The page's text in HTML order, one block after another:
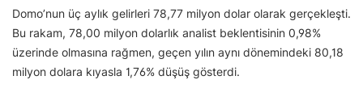
Domo’nun üç aylık gelirleri 78,77 milyon dolar olarak gerçekleşti.
Bu rakam, 78,00 milyon dolarlık analist beklentisinin 0,98%
üzerinde olmasına rağmen, geçen yılın aynı dönemindeki 80,18
milyon dolara kıyasla 1,76% düşüş gösterdi.